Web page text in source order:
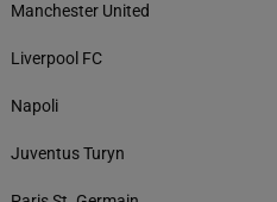
Manchester United
Liverpool FC
Napoli
Juventus Turyn